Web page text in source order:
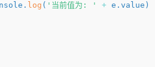
. log ( '当前值为: ' + e . value )